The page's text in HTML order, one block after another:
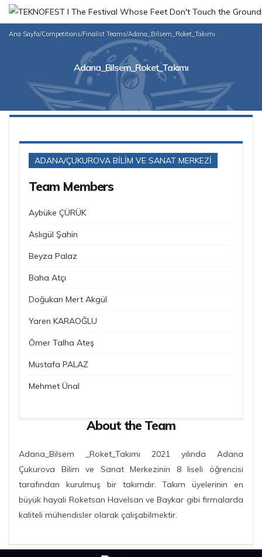
Ana Sayfa/Competitions/Finalist Teams/Adana_Bilsem_Roket_Takımı
Adana_Bilsem_Roket_Takımı
ADANA/ÇUKUROVA BİLİM VE SANAT MERKEZİ
Team Members
Aybüke ÇÜRÜK
Aslıgül Şahin
Beyza Palaz
Baha Atçı
Doğukan Mert Akgül
Yaren KARAOĞLU
Ömer Talha Ateş
Mustafa PALAZ
Mehmet Ünal
About the Team
Adana_Bilsem _Roket_Takımı 2021 yılında Adana
Çukurova Bilim ve Sanat Merkezinin 8 liseli öğrencisi
tarafından kurulmuş bir takımdır. Takım üyelerinin en
büyük hayali Roketsan Havelsan ve Baykar gibi firmalarda
kaliteli mühendisler olarak çalışabilmektir.